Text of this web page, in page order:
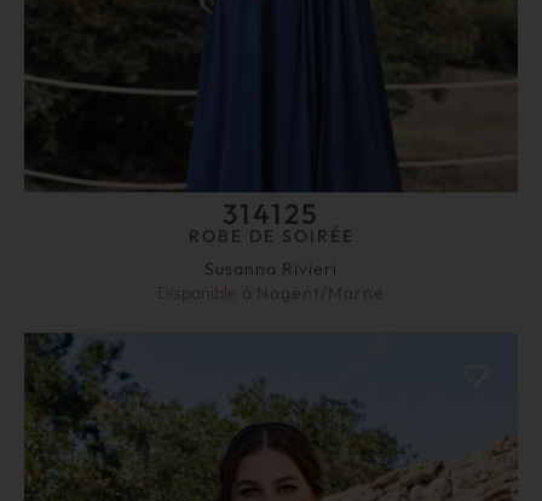
314125
ROBE DE SOIRÉE
Susanna Rivieri
Disponible à Nogent/Marne